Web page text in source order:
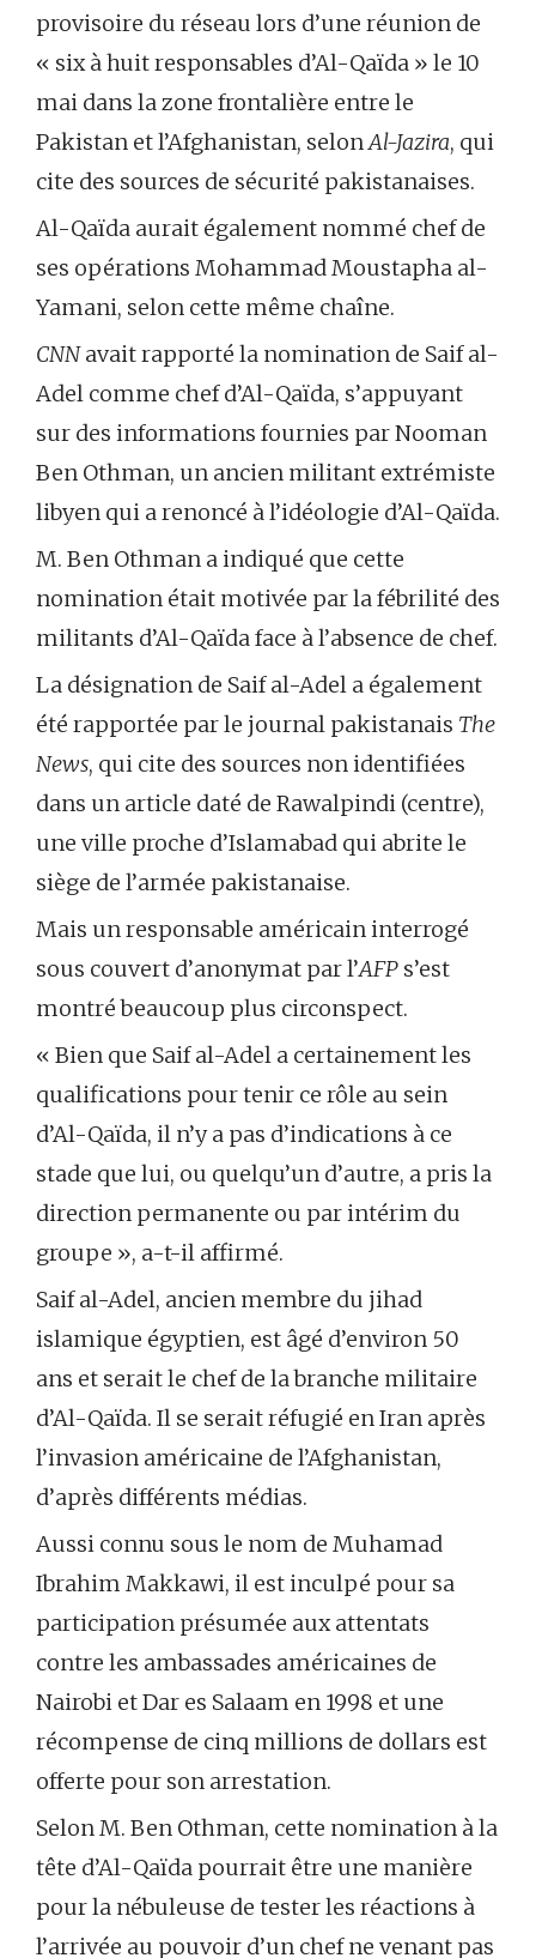
provisoire du réseau lors d’une réunion de
« six à huit responsables d’Al-Qaïda » le 10
mai dans la zone frontalière entre le
Pakistan et l’Afghanistan, selonAl-Jazira, qui
cite des sources de sécurité pakistanaises.
Al-Qaïda aurait également nommé chef de
ses opérations Mohammad Moustapha al-
Yamani, selon cette même chaîne.
CNNavait rapporté la nomination de Saif al-
Adel comme chef d’Al-Qaïda, s’appuyant
sur des informations fournies par Nooman
Ben Othman, un ancien militant extrémiste
libyen qui a renoncé à l’idéologie d’Al-Qaïda.
M. Ben Othman a indiqué que cette
nomination était motivée par la fébrilité des
militants d’Al-Qaïda face à l’absence de chef.
La désignation de Saif al-Adel a également
été rapportée par le journal pakistanais The
News, qui cite des sources non identifiées
dans un article daté de Rawalpindi (centre),
une ville proche d’Islamabad qui abrite le
siège de l’armée pakistanaise.
Mais un responsable américain interrogé
sous couvert d’anonymat par l’AFP s’est
montré beaucoup plus circonspect.
« Bien que Saif al-Adel a certainement les
qualifications pour tenir ce rôle au sein
d’Al-Qaïda, il n’y a pas d’indications à ce
stade que lui, ou quelqu’un d’autre, a pris la
direction permanente ou par intérim du
groupe », a-t-il affirmé.
Saif al-Adel, ancien membre du jihad
islamique égyptien, est âgé d’environ 50
ans et serait le chef de la branche militaire
d’Al-Qaïda. Il se serait réfugié en Iran après
l’invasion américaine de l’Afghanistan,
d’après différents médias.
Aussi connu sous le nom de Muhamad
Ibrahim Makkawi, il est inculpé pour sa
participation présumée aux attentats
contre les ambassades américaines de
Nairobi et Dar es Salaam en 1998 et une
récompense de cinq millions de dollars est
offerte pour son arrestation.
Selon M. Ben Othman, cette nomination à la
tête d’Al-Qaïda pourrait être une manière
pour la nébuleuse de tester les réactions à
l’arrivée au pouvoir d’un chef ne venant pas